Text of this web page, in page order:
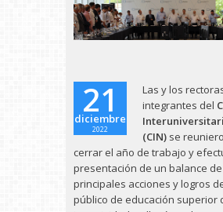
21
diciembre
2022
Las y los
integrantes del
(CIN) se
cerrar el año de trabajo y
presentación de un balance
principales acciones y logros
público de educación superior